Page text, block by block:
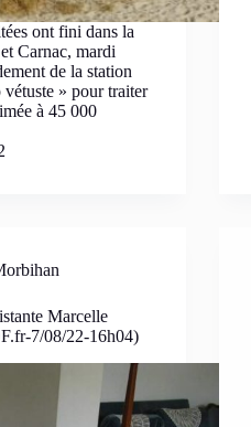
ont fini dans la
Carnac, mardi
de la station
vétuste » pour traiter
à 45 000
Marcelle
7/08/22-16h04)